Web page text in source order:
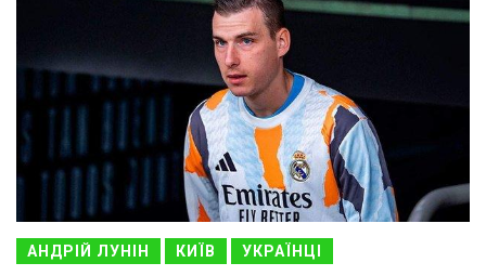
АНДРІЙ ЛУНІН КИЇВ УКРАЇНЦІ